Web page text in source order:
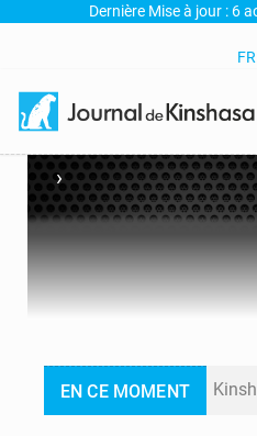
Dernière Mise à jour : 6
FR
›
EN CE MOMENT